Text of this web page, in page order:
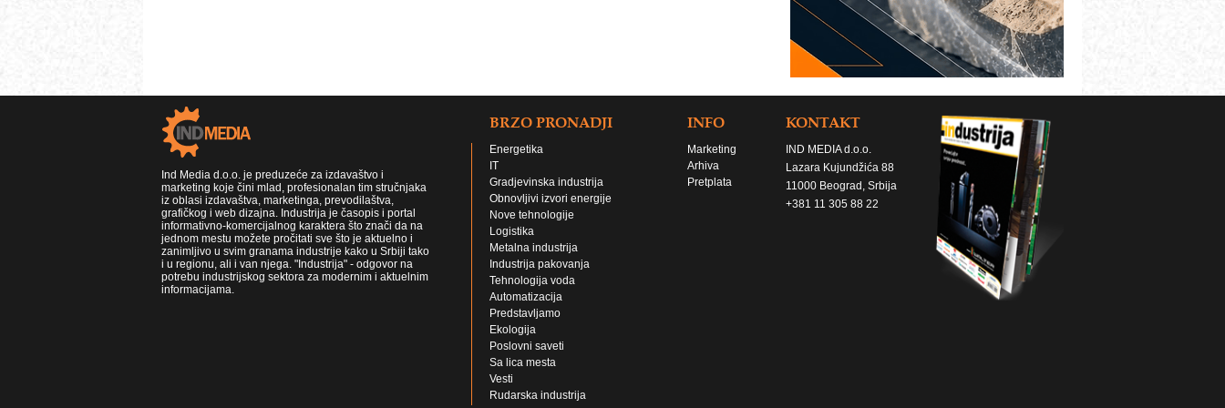
Ind Media d.o.o. je preduzeće za izdavaštvo i
marketing koje čini mlad, profesionalan tim stručnjaka
iz oblasi izdavaštva, marketinga, prevodilaštva,
grafičkog i web dizajna. Industrija je časopis i portal
informativno-komercijalnog karaktera što znači da na
jednom mestu možete pročitati sve što je aktuelno i
zanimljivo u svim granama industrije kako u Srbiji tako
i u regionu, ali i van njega. "Industrija" - odgovor na
potrebu industrijskog sektora za modernim i aktuelnim
informacijama.
BRZO PRONADJI
Energetika
IT
Gradjevinska industrija
Obnovljivi izvori energije
Nove tehnologije
Logistika
Metalna industrija
Industrija pakovanja
Tehnologija voda
Automatizacija
Predstavljamo
Ekologija
Poslovni saveti
Sa lica mesta
Vesti
Rudarska industrija
INFO
Marketing
Arhiva
Pretplata
KONTAKT
IND MEDIA d.o.o.
Lazara Kujundžića 88
11000 Beograd, Srbija
+381 11 305 88 22